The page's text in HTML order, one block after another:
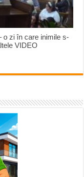
o zi în care inimile s-
VIDEO